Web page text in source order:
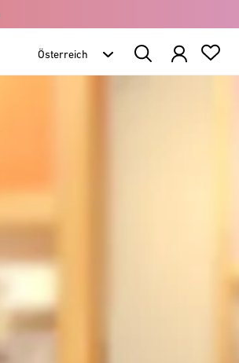
Search
Products